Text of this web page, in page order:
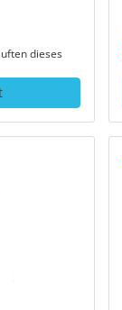
dieses